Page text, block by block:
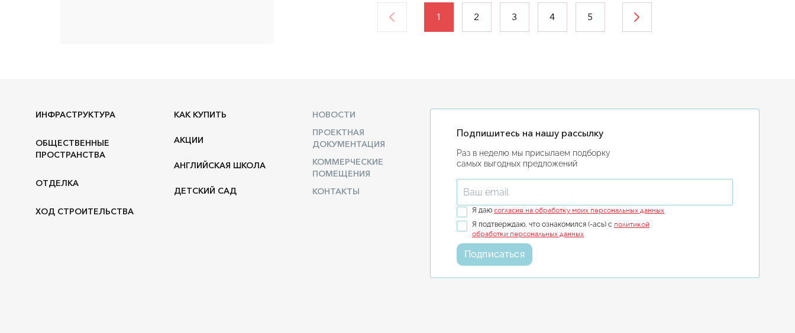
1 2 3 4 5
ИНФРАСТРУКТУРА
ОБЩЕСТВЕННЫЕ
ПРОСТРАНСТВА
ОТДЕЛКА
ХОД СТРОИТЕЛЬСТВА
КАК КУПИТЬ
АКЦИИ
АНГЛИЙСКАЯ ШКОЛА
ДЕТСКИЙ САД
НОВОСТИ
ПРОЕКТНАЯ
ДОКУМЕНТАЦИЯ
КОММЕРЧЕСКИЕ
ПОМЕЩЕНИЯ
КОНТАКТЫ
Подпишитесь на нашу рассылку
Раз в неделю мы присылаем подборку
самых выгодных предложений
Введите ваш email
Я даю согласие на обработку моих персональных данных
Я подтверждаю, что ознакомился (-ась) с политикой
обработки персональных данных
Подписаться